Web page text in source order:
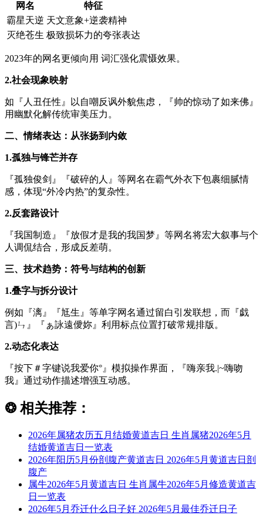
网名
特征
霸星天逆 天文意象+逆袭精神
灭绝苍生 极致损坏力的夸张表达
2023年的网名更倾向用 词汇强化震慑效果。
2.社会现象映射
如『人丑任性』以自嘲反讽外貌焦虑，『帅的惊动了如来佛』
用幽默化解传统审美压力。
二、情绪表达：从张扬到内敛
1.孤独与锋芒并存
『孤独俊剑』『破碎的人』等网名在霸气外衣下包裹细腻情
感，体现“外冷内热”的复杂性。
2.反套路设计
『我国制造』『放假才是我的我国梦』等网名将宏大叙事与个
人调侃结合，形成反差萌。
三、技术趋势：符号与结构的创新
1.叠字与拆分设计
例如『漓』『尪生』等单字网名通过留白引发联想，而『戯
言)ㄣ』『ぁ詠遠僾妳』利用标点位置打破常规排版。
2.动态化表达
『按下＃字键说我爱你°』模拟操作界面，『嗨亲我.|~嗨吻
我』通过动作描述增强互动感。
❂ 相关推荐：
2026年属猪农历五月结婚黄道吉日 生肖属猪2026年5月
结婚黄道吉日一览表
2026年阳历5月份剖腹产黄道吉日 2026年5月黄道吉日剖
腹产
属牛2026年5月黄道吉日 生肖属牛2026年5月修造黄道吉
日一览表
2026年5月乔迁什么日子好 2026年5月最佳乔迁日子